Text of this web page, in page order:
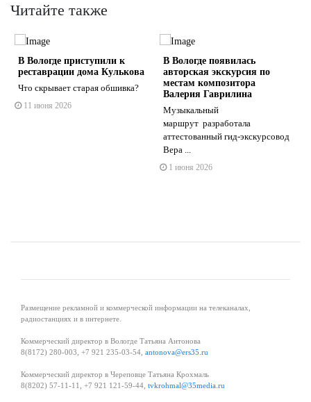
Читайте также
В Вологде приступили к
реставрации дома Кулькова
Что скрывает старая обшивка?
11 июня 2026
В Вологде появилась
авторская экскурсия по
местам композитора
Валерия Гаврилина
Музыкальный
маршрут разработала
аттестованный гид-экскурсовод
Вера ...
1 июня 2026
Размещение рекламной и коммерческой информации на телеканалах,
радиостанциях и в интернете.
Коммерческий директор в Вологде Татьяна Антонова
8(8172) 280-003, +7 921 235-03-54, antonova@ers35.ru
Коммерческий директор в Череповце Татьяна Крохмаль
8(8202) 57-11-11, +7 921 121-59-44, tvkrohmal@35media.ru